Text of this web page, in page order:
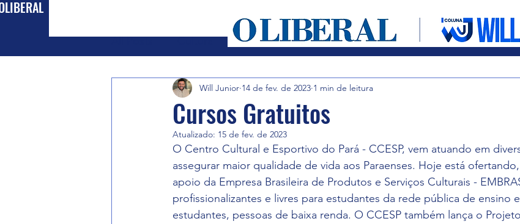
All Posts Cultura Política Entretenimento Cultura em foco
Cursos Gratuitos
Will Junior 14 de fev. de 2023 1 min de leitura
Atualizado: 15 de fev. de 2023
O Centro Cultural e Esportivo do Pará - CCESP, vem atuando em
assegurar maior qualidade de vida aos Paraenses. Hoje está
apoio da Empresa Brasileira de Produtos e Serviços Culturais -
profissionalizantes e livres para estudantes da rede pública de ensino
estudantes, pessoas de baixa renda. O CCESP também lança o